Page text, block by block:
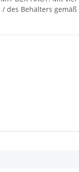
/ des Behälters